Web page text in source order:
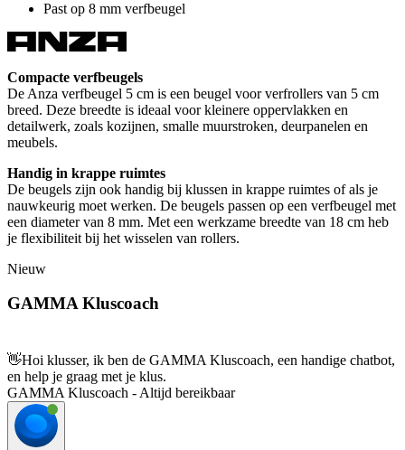
Past op 8 mm verfbeugel
Compacte verfbeugels
De Anza verfbeugel 5 cm is een beugel voor verfrollers van 5 cm
breed. Deze breedte is ideaal voor kleinere oppervlakken en
detailwerk, zoals kozijnen, smalle muurstroken, deurpanelen en
meubels.
Handig in krappe ruimtes
De beugels zijn ook handig bij klussen in krappe ruimtes of als je
nauwkeurig moet werken. De beugels passen op een verfbeugel met
een diameter van 8 mm. Met een werkzame breedte van 18 cm heb
je flexibiliteit bij het wisselen van rollers.
Nieuw
GAMMA Kluscoach
👋Hoi klusser, ik ben de GAMMA Kluscoach, een handige chatbot,
en help je graag met je klus.
GAMMA Kluscoach - Altijd bereikbaar